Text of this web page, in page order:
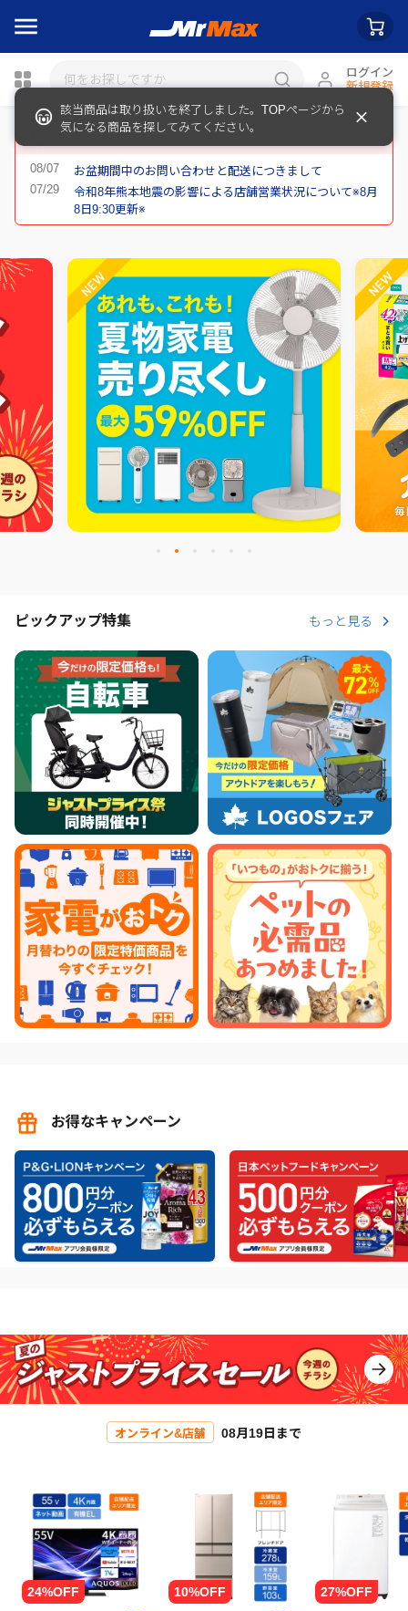
ログイン
新規登録
お盆期間中のお問い合わせと配送につきまして
令和8年熊本地震の影響による店舗営業状況について※8月
8日9:30更新※
ピックアップ特集 もっと見る
お得なキャンペーン
オンライン&店舗 08月19日まで
該当商品は取り扱いを終了しました。TOPページから
気になる商品を探してみてください。